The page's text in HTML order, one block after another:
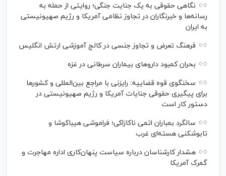
نگاهی حقوقی به یک جنایت جنگی؛ روایتی از حمله به
رسانه‌ها و خبرنگاران در تجاوز نظامی آمریکا و رژیم صهیونیستی
به ایران
فرهنگ تعرض و تجاوز جنسی در کالج آموزشی ارتش انگلیس
بحران کمبود دارو‌های بیماران سرطانی در غزه
سخنگوی قوه قضاییه: رایزنی‌ با مراجع بین‌المللی و کشور‌ها
برای پیگیری حقوقی جنایات آمریکا و رژیم صهیونیستی در
دستور کار است
سالگرد بمباران اتمی ناکازاکی؛ فراموشی هیباکوشا و
تابوشکنی هسته‌ای غرب
هشدار کارشناسان درباره سیاست پنهان‌کاری اداره مهاجرت و
گمرک آمریکا